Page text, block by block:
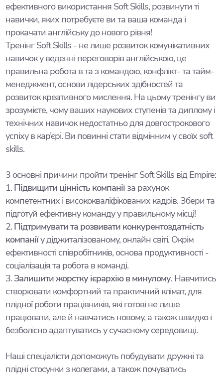
ефективного використання Soft Skills, розвинути ті
навички, яких потребуєте ви та ваша команда і
прокачати англійську до нового рівня!
Тренінг Soft Skills - не лише розвиток комунікативних
навичок у веденні переговорів англійською, це
правильна робота в та з командою, конфлікт- та тайм-
менеджмент, основи лідерських здібностей та
розвиток креативного мислення. На цьому тренінгу ви
зрозумієте, чому ваших наукових ступенів та диплому і
технічних навичок недостатньо для довгострокового
успіху в кар’єрі. Ви повинні стати відмінним у своїх soft
skills.
3 основні причини пройти тренінг Soft Skills від Empire:
1. Підвищити цінність компаніїза рахунок
компетентних і висококваліфікованих кадрів. Збери та
підготуй ефективну команду у правильному місці!
2. Підтримувати та розвивати конкурентоздатність
компаніїу діджиталізованому, онлайн світі. Окрім
ефективності співробітників, основа продуктивності -
соціалізація та робота в команді.
3.Залишити жорстку ієрархію в минулому. Навчитись
створювати комфортний та практичний клімат, для
плідної роботи працівників, які готові не лише
працювати, але й навчатись новому, а також швидко і
безболісно адаптуватись у сучасному середовищі.
Наші спеціалісти допоможуть побудувати дружні та
плідні стосунки з колегами, а також почуватись